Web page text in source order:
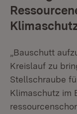
„Bauschutt
Kreislauf zu
Stellschraube
Klimaschutz im